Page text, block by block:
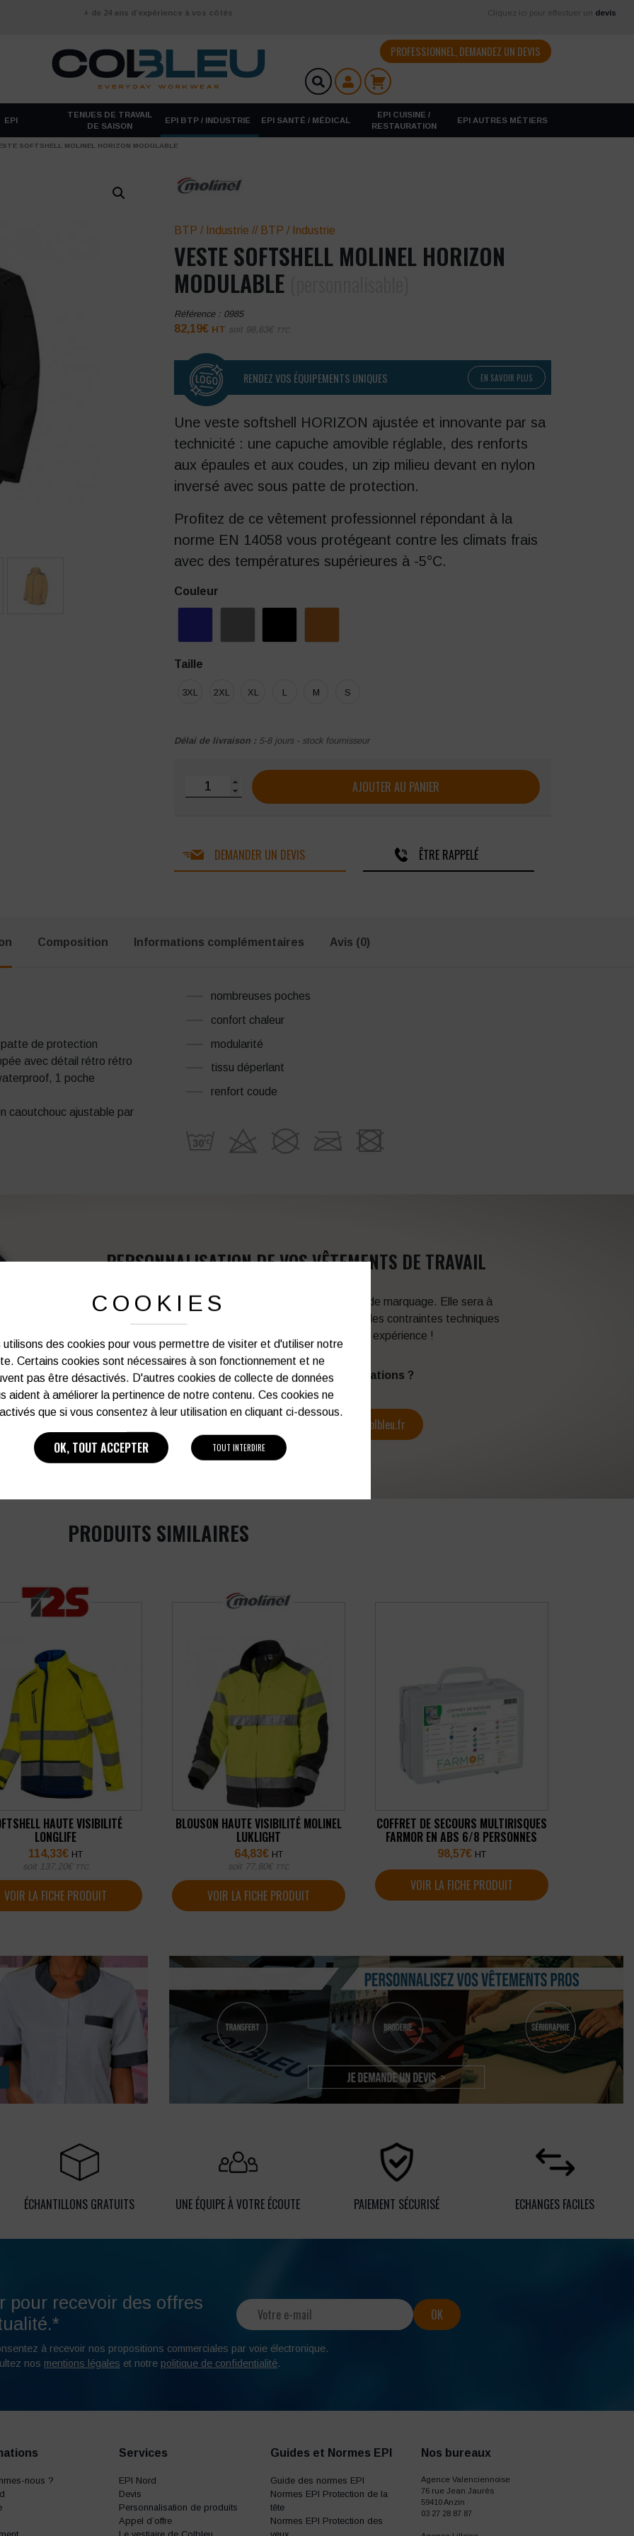
+ de 24 ans d’expérience à vos côtés Cliquez ici pour effectuer un devis
PROFESSIONNEL, DEMANDEZ UN DEVIS
EPI
TENUES DE TRAVAIL
DE SAISON
EPI BTP / INDUSTRIE EPI SANTÉ / MÉDICAL
EPI CUISINE /
RESTAURATION
EPI AUTRES MÉTIERS
SOFTSHELL MOLINEL HORIZON MODULABLE
BTP / Industrie // BTP / Industrie
VESTE SOFTSHELL MOLINEL HORIZON
MODULABLE
Référence : 0985
82,19€ HT soit 98,63€ TTC
RENDEZ VOS ÉQUIPEMENTS UNIQUES EN SAVOIR PLUS
Une veste softshell HORIZON ajustée et innovante par sa
technicité : une capuche amovible réglable, des renforts
aux épaules et aux coudes, un zip milieu devant en nylon
inversé avec sous patte de protection.
Profitez de ce vêtement professionnel répondant à la
norme EN 14058 vous protégeant contre les climats frais
avec des températures supérieures à -5°C.
Couleur
Taille
3XL 2XL XL L M S
Délai de livraison : 5-8 jours - stock fournisseur
quantité de Veste softshell Molinel Horizon modulable
AJOUTER AU PANIER
DEMANDER UN DEVIS ÊTRE RAPPELÉ
Composition Informations complémentaires Avis (0)
patte de protection
avec détail rétro rétro
1 poche
caoutchouc ajustable par
nombreuses poches
confort chaleur
modularité
tissu déperlant
renfort coude
PERSONNALISATION DE VOS VÊTEMENTS DE TRAVAIL
Notre graphiste connait les produits et les techniques de marquage. Elle sera à
votre service afin d’optimiser votre support en fonction des contraintes techniques
et de vos besoins d’image. Profitez de son expérience !
Vous souhaitez avoir plus d’informations ?
contact@colbleu.fr
PRODUITS SIMILAIRES
HAUTE VISIBILITÉ
LONGLIFE
114,33€ HT
soit 137,20€ TTC
VOIR LA FICHE PRODUIT
BLOUSON HAUTE VISIBILITÉ MOLINEL
LUKLIGHT
64,83€ HT
soit 77,80€ TTC
VOIR LA FICHE PRODUIT
COFFRET DE SECOURS MULTIRISQUES
FARMOR EN ABS 6/8 PERSONNES
98,57€ HT
VOIR LA FICHE PRODUIT
ÉCHANTILLONS GRATUITS UNE ÉQUIPE À VOTRE ÉCOUTE PAIEMENT SÉCURISÉ ECHANGES FACILES
pour recevoir des offres
à recevoir nos propositions commerciales par voie électronique.
nos mentions légales et notre politique de confidentialité.
nous ?
Services
EPI Nord
Devis
Personnalisation de produits
Appel d’offre
Guides et Normes EPI
Guide des normes EPI
Normes EPI Protection de la
tête
Normes EPI Protection des
Nos bureaux
Agence Valenciennoise
76 rue Jean Jaurès
59410 Anzin
03 27 28 87 87
COOKIES
utilisons des cookies pour vous permettre de visiter et d'utiliser notre
Certains cookies sont nécessaires à son fonctionnement et ne
pas être désactivés. D'autres cookies de collecte de données
aident à améliorer la pertinence de notre contenu. Ces cookies ne
que si vous consentez à leur utilisation en cliquant ci-dessous.
OK, TOUT ACCEPTER TOUT INTERDIRE